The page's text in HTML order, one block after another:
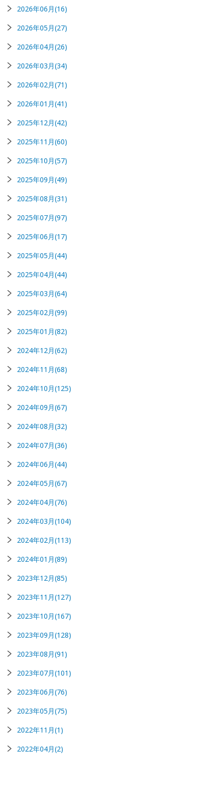
2026年06月(16)
2026年05月(27)
2026年04月(26)
2026年03月(34)
2026年02月(71)
2026年01月(41)
2025年12月(42)
2025年11月(60)
2025年10月(57)
2025年09月(49)
2025年08月(31)
2025年07月(97)
2025年06月(17)
2025年05月(44)
2025年04月(44)
2025年03月(64)
2025年02月(99)
2025年01月(82)
2024年12月(62)
2024年11月(68)
2024年10月(125)
2024年09月(67)
2024年08月(32)
2024年07月(36)
2024年06月(44)
2024年05月(67)
2024年04月(76)
2024年03月(104)
2024年02月(113)
2024年01月(89)
2023年12月(85)
2023年11月(127)
2023年10月(167)
2023年09月(128)
2023年08月(91)
2023年07月(101)
2023年06月(76)
2023年05月(75)
2022年11月(1)
2022年04月(2)